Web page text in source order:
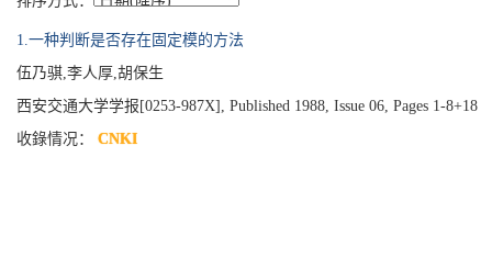
1.一种判断是否存在固定模的方法
伍乃骐,李人厚,胡保生
西安交通大学学报[0253-987X], Published 1988, Issue 06, Pages 1-8+18
收錄情况： CNKI